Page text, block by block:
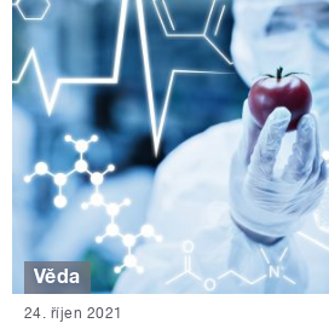
Věda
24. říjen 2021